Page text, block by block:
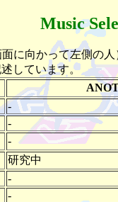
Music
に向かって左側の
しています。
-
-
-
研究中
-
-